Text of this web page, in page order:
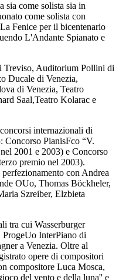
sia come solista sia in
come solista con
Fenice per il bicentenario
L'Andante Spianato e
Treviso, Auditorium Pollini di
Ducale di Venezia,
di Venezia, Teatro
Saal,Teatro Kolarac e
internazionali di
PianisFco “V.
2001 e 2003) e Concorso
premio nel 2003).
con Andrea
OUo, Thomas Böckheler,
Szreiber, Elzbieta
tra cui Wasserburger
InterPiano di
a Venezia. Oltre al
opere di compositori
compositore Luca Mosca,
del vento e della luna'' e